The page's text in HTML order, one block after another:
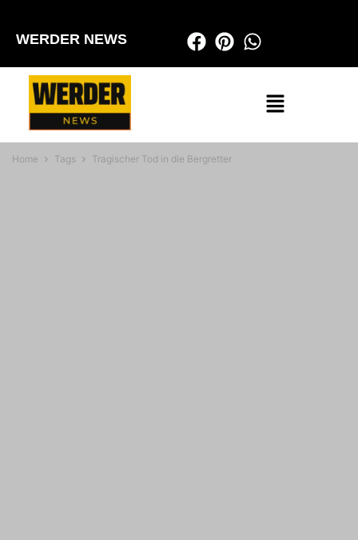
WERDER NEWS
Home Tags Tragischer Tod in die Bergretter